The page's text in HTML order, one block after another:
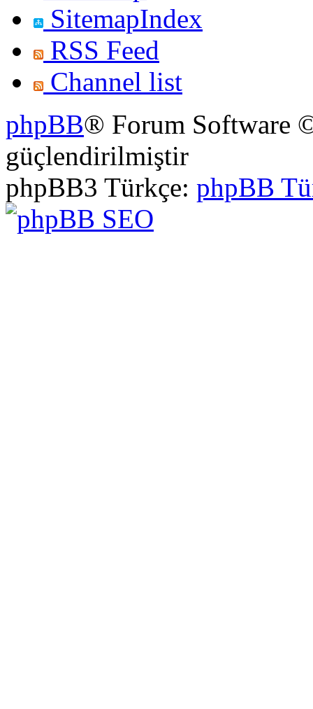
SitemapIndex
RSS Feed
Channel list
phpBB® Forum Software
güçlendirilmiştir
phpBB3 Türkçe: phpBB